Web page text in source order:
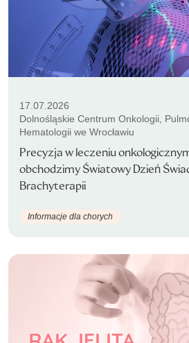
17.07.2026
Dolnośląskie Centrum Onkologii,
Hematologii we Wrocławiu
Precyzja w leczeniu
obchodzimy Światowy Dzień
Brachyterapii
Informacje dla chorych